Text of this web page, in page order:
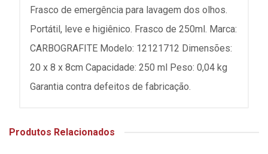
Frasco de emergência para lavagem dos olhos.
Portátil, leve e higiênico. Frasco de 250ml. Marca:
CARBOGRAFITE Modelo: 12121712 Dimensões:
20 x 8 x 8cm Capacidade: 250 ml Peso: 0,04 kg
Garantia contra defeitos de fabricação.
Produtos Relacionados